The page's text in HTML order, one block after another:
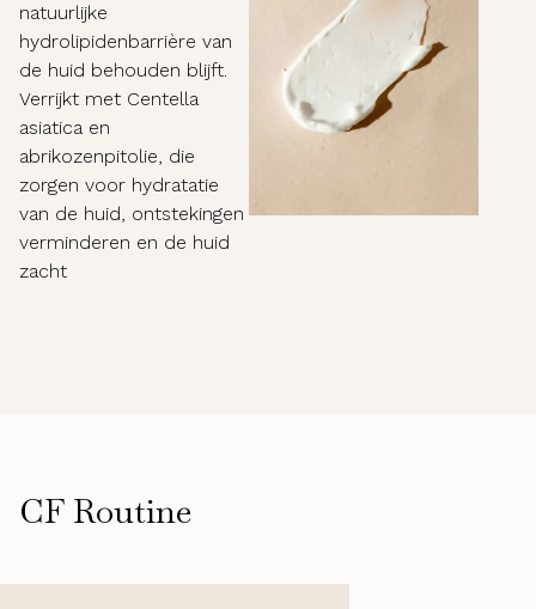
natuurlijke
hydrolipidenbarrière van
de huid behouden blijft.
Verrijkt met Centella
asiatica en
abrikozenpitolie, die
zorgen voor hydratatie
van de huid, ontstekingen
verminderen en de huid
zacht
CF Routine